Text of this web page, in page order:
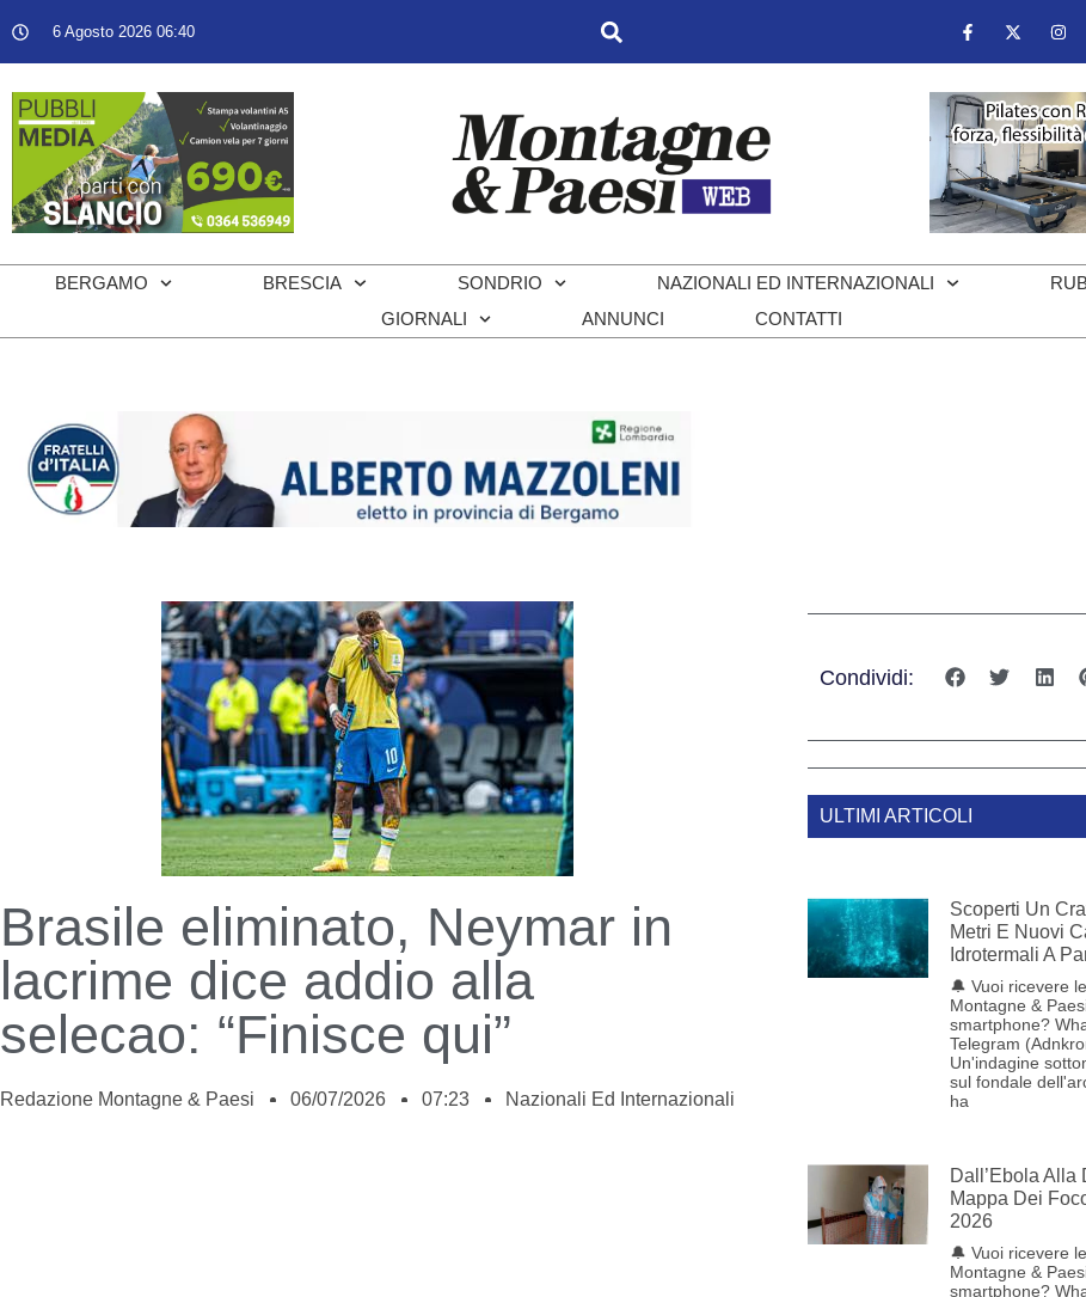
6 Agosto 2026 06:40
BERGAMO BRESCIA SONDRIO NAZIONALI ED INTERNAZIONALI
GIORNALI
ANNUNCI CONTATTI
Brasile eliminato, Neymar in
lacrime dice addio alla
selecao: “Finisce qui”
Redazione Montagne & Paesi 06/07/2026 07:23 Nazionali Ed Internazionali
Condividi:
ULTIMI ARTICOLI
Scoperti Un
Metri E Nuovi
Idrotermali A
🔔 Vuoi ricevere
Montagne &
smartphone?
Telegram
Un'indagine
sul fondale
ha
Dall’Ebola Alla
Mappa Dei
2026
🔔 Vuoi ricevere
Montagne &
smartphone?